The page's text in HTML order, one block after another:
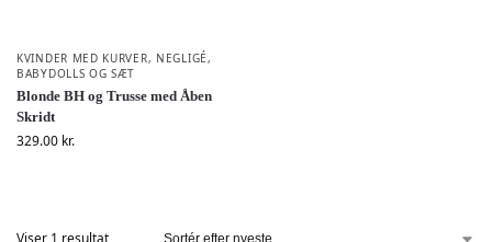
KVINDER MED KURVER, NEGLIGÉ,
BABYDOLLS OG SÆT
Blonde BH og Trusse med Åben
Skridt
329.00 kr.
Viser 1 resultat